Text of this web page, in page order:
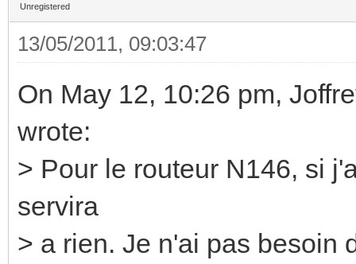
Unregistered
13/05/2011, 09:03:47
On May 12, 10:26 pm,
wrote:
> Pour le routeur N146, si
servira
> a rien. Je n'ai pas besoin